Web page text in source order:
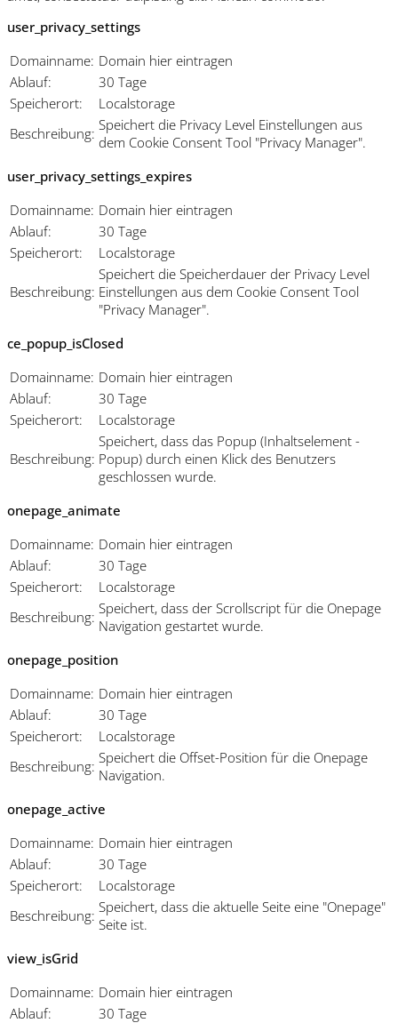
user_privacy_settings
Domainname: Domain hier eintragen
Ablauf:
30 Tage
Speicherort:
Localstorage
Beschreibung: Speichert die Privacy Level Einstellungen aus
dem Cookie Consent Tool "Privacy Manager".
user_privacy_settings_expires
Domainname: Domain hier eintragen
Ablauf:
30 Tage
Speicherort:
Localstorage
Beschreibung:
Speichert die Speicherdauer der Privacy Level
Einstellungen aus dem Cookie Consent Tool
"Privacy Manager".
ce_popup_isClosed
Domainname: Domain hier eintragen
Ablauf:
30 Tage
Speicherort:
Localstorage
Beschreibung:
Speichert, dass das Popup (Inhaltselement -
Popup) durch einen Klick des Benutzers
geschlossen wurde.
onepage_animate
Domainname: Domain hier eintragen
Ablauf:
30 Tage
Speicherort:
Localstorage
Beschreibung: Speichert, dass der Scrollscript für die Onepage
Navigation gestartet wurde.
onepage_position
Domainname: Domain hier eintragen
Ablauf:
30 Tage
Speicherort:
Localstorage
Beschreibung: Speichert die Offset-Position für die Onepage
Navigation.
onepage_active
Domainname: Domain hier eintragen
Ablauf:
30 Tage
Speicherort:
Localstorage
Beschreibung: Speichert, dass die aktuelle Seite eine "Onepage"
Seite ist.
view_isGrid
Domainname: Domain hier eintragen
Ablauf:
30 Tage